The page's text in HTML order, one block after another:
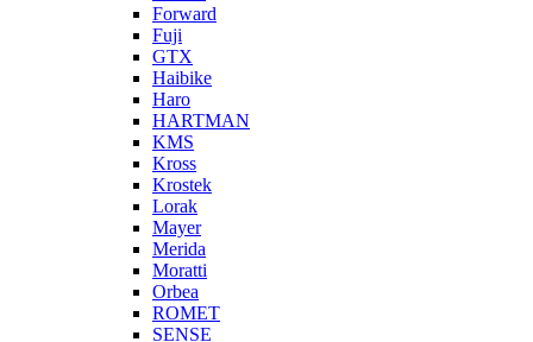
Forward
Fuji
GTX
Haibike
Haro
HARTMAN
KMS
Kross
Krostek
Lorak
Mayer
Merida
Moratti
Orbea
ROMET
SENSE